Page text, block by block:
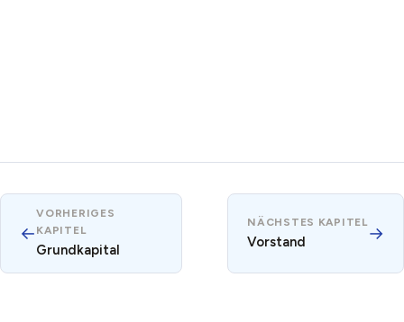
←
VORHERIGES
KAPITEL
Grundkapital
NÄCHSTES KAPITEL
Vorstand →